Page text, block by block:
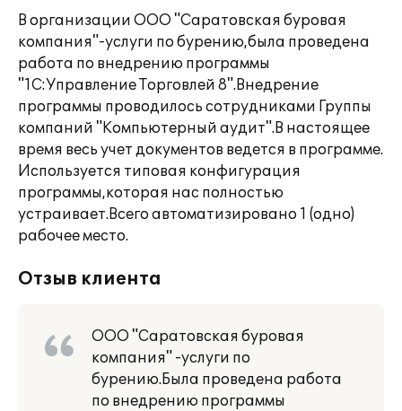
В организации ООО "Саратовская буровая
компания"-услуги по бурению,была проведена
работа по внедрению программы
"1С:Управление Торговлей 8".Внедрение
программы проводилось сотрудниками Группы
компаний "Компьютерный аудит".В настоящее
время весь учет документов ведется в программе.
Используется типовая конфигурация
программы,которая нас полностью
устраивает.Всего автоматизировано 1 (одно)
рабочее место.
Отзыв клиента
ООО "Саратовская буровая
компания" -услуги по
бурению.Была проведена работа
по внедрению программы